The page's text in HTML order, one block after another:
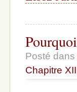
Posté dans
Chapitre